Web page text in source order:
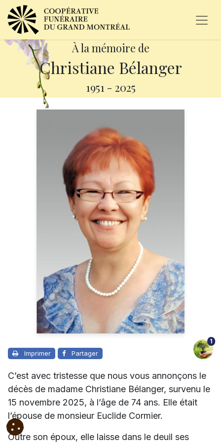
À la mémoire de
Christiane Bélanger
1951 - 2025
Imprimer Partager
1
C’est avec tristesse que nous vous annonçons le
décès de madame Christiane Bélanger, survenu le
15 novembre 2025, à l’âge de 74 ans. Elle était
l’épouse de monsieur Euclide Cormier.
Outre son époux, elle laisse dans le deuil ses